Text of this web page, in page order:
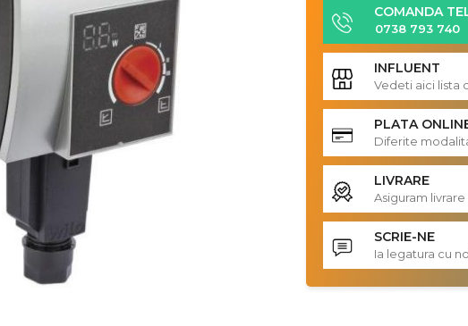
COMANDA
0738 793 740
INFLUENT
Vedeti aici lista
PLATA
Diferite
LIVRARE
Asiguram
SCRIE-NE
Ia legatura cu